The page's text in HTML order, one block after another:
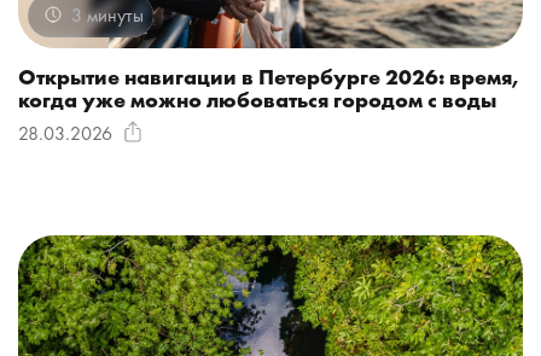
3 минуты
Открытие навигации в Петербурге 2026: время,
когда уже можно любоваться городом с воды
28.03.2026